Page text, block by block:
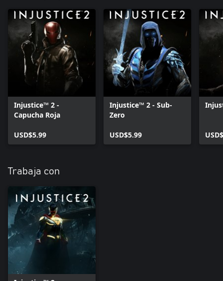
Injustice™ 2 -
Capucha Roja
USD$5.99
Injustice™ 2 - Sub-
Zero
USD$5.99
Trabaja con